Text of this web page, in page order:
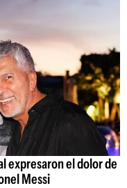
expresaron el dolor de
Messi